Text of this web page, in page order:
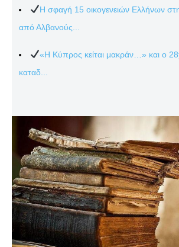
Η σφαγή 15 οικογενειών Ελλήνων
από Αλβανούς...
«Η Κύπρος κείται μακράν…» και ο
καταδ...